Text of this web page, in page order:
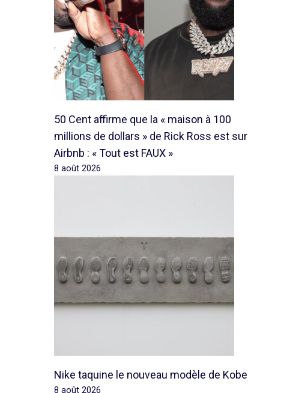
50 Cent affirme que la « maison à 100
millions de dollars » de Rick Ross est sur
Airbnb : « Tout est FAUX »
8 août 2026
Nike taquine le nouveau modèle de Kobe
8 août 2026